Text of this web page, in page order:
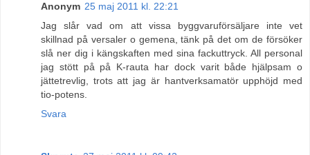
Anonym 25 maj 2011 kl. 22:21
Jag slår vad om att vissa byggvaruförsäljare inte vet
skillnad på versaler o gemena, tänk på det om de försöker
slå ner dig i kängskaften med sina fackuttryck. All personal
jag stött på på K-rauta har dock varit både hjälpsam o
jättetrevlig, trots att jag är hantverksamatör upphöjd med
tio-potens.
Svara